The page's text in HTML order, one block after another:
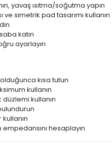
yavaş ısıtma/soğutma yapın
simetrik pad tasarımı kullanın
katın
ayarlayın
kısa tutun
kullanın
kullanın
hesaplayın